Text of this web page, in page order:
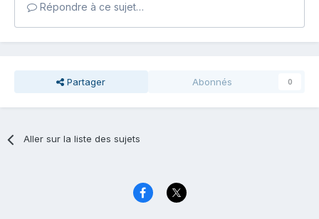
Répondre à ce sujet…
Partager Abonnés 0
Aller sur la liste des sujets